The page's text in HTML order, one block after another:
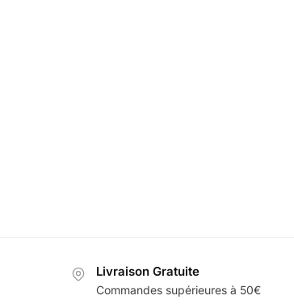
Livraison Gratuite
Commandes supérieures à 50€